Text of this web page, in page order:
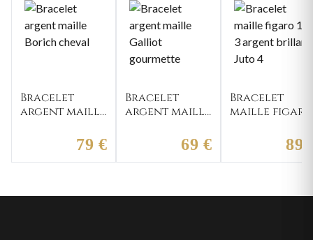
Bracelet
argent maille
79 €
Bracelet
argent maille
gourmette69 €
Bracelet
maille figaro
brillant Juto
89